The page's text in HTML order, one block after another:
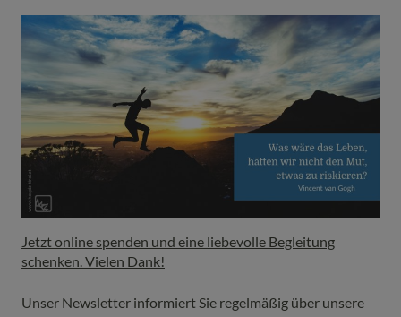
Jetzt online spenden und eine liebevolle Begleitung
schenken. Vielen Dank!
Unser Newsletter informiert Sie regelmäßig über unsere